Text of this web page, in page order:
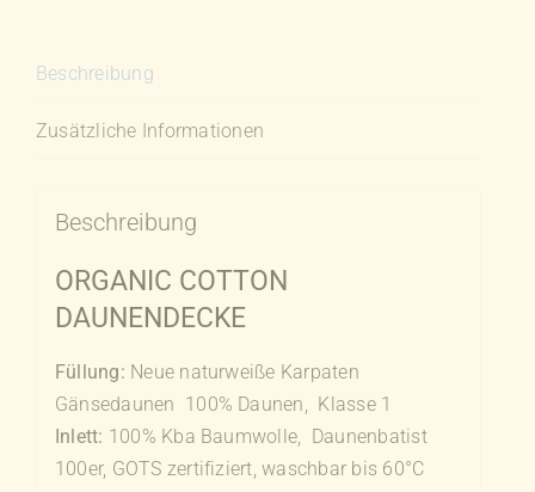
Beschreibung
Zusätzliche Informationen
Beschreibung
ORGANIC COTTON
DAUNENDECKE
Füllung: Neue naturweiße Karpaten
Gänsedaunen 100% Daunen, Klasse 1
Inlett: 100% Kba Baumwolle, Daunenbatist
100er, GOTS zertifiziert, waschbar bis 60°C